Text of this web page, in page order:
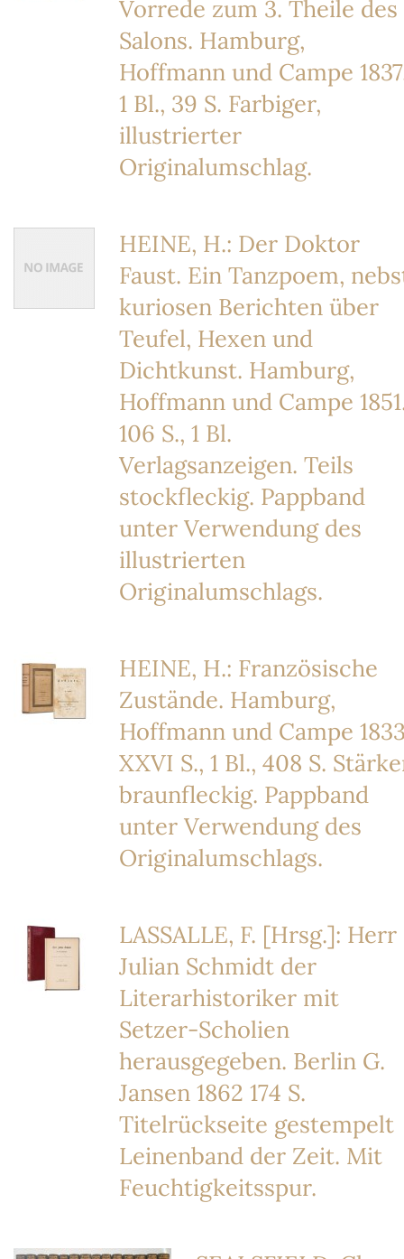
Vorrede zum 3. Theile des
Salons. Hamburg,
Hoffmann und Campe
1 Bl., 39 S. Farbiger,
illustrierter
Originalumschlag.
HEINE, H.: Der Doktor
Faust. Ein Tanzpoem,
kuriosen Berichten über
Teufel, Hexen und
Dichtkunst. Hamburg,
Hoffmann und Campe
106 S., 1 Bl.
Verlagsanzeigen. Teils
stockfleckig. Pappband
unter Verwendung des
illustrierten
Originalumschlags.
HEINE, H.: Französische
Zustände. Hamburg,
Hoffmann und Campe
XXVI S., 1 Bl., 408 S.
braunfleckig. Pappband
unter Verwendung des
Originalumschlags.
LASSALLE, F. [Hrsg.]: Herr
Julian Schmidt der
Literarhistoriker mit
Setzer-Scholien
herausgegeben. Berlin G.
Jansen 1862 174 S.
Titelrückseite gestempelt
Leinenband der Zeit. Mit
Feuchtigkeitsspur.